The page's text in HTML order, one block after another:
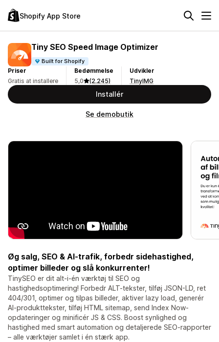
Shopify App Store
Tiny SEO Speed Image Optimizer
Built for Shopify
Priser
Gratis at installere
Bedømmelse
5,0
(2.245)
Udvikler
TinyIMG
Installér
Se demobutik
Øg salg, SEO & AI-trafik, forbedr sidehastighed,
optimer billeder og slå konkurrenter!
TinySEO er dit alt-i-én værktøj til SEO og
hastighedsoptimering! Forbedr ALT-tekster, tilføj JSON-LD, ret
404/301, optimer og tilpas billeder, aktiver lazy load, generér
AI-produkttekster, tilføj HTML sitemap, send Index Now-
opdateringer og minificér JS & CSS. Boost synlighed og
hastighed med smart automation og detaljerede SEO-rapporter
– alle værktøjer samlet i én stærk app.